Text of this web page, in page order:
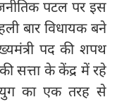
पटल पर इस
बार विधायक बने
पद की शपथ
सत्ता के केंद्र में रहे
का एक तरह से